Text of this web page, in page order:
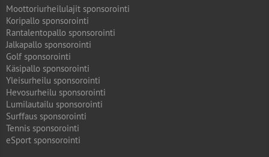
Moottoriurheilulajit sponsorointi
Koripallo sponsorointi
Rantalentopallo sponsorointi
Jalkapallo sponsorointi
Golf sponsorointi
Käsipallo sponsorointi
Yleisurheilu sponsorointi
Hevosurheilu sponsorointi
Lumilautailu sponsorointi
Surffaus sponsorointi
Tennis sponsorointi
eSport sponsorointi